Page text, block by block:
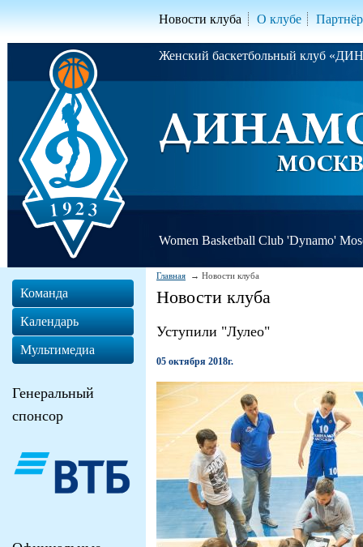
Новости клуба О клубе
Женский баскетбольный клуб
Women Basketball Club 'Dynamo'
Главная Новости клуба
Новости клуба
Уступили "Лулео"
05 октября 2018г.
Команда
Календарь
Мультимедиа
Генеральный
спонсор